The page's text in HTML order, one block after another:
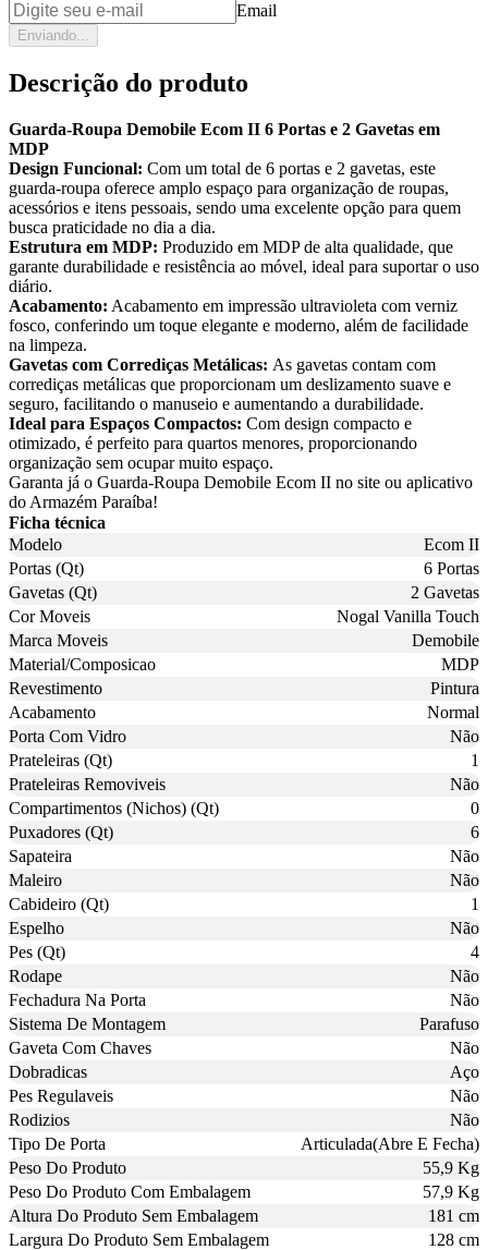
Email
Enviando...
Descrição do produto
Guarda-Roupa Demobile Ecom II 6 Portas e 2 Gavetas em
MDP
Design Funcional: Com um total de 6 portas e 2 gavetas, este
guarda-roupa oferece amplo espaço para organização de roupas,
acessórios e itens pessoais, sendo uma excelente opção para quem
busca praticidade no dia a dia.
Estrutura em MDP: Produzido em MDP de alta qualidade, que
garante durabilidade e resistência ao móvel, ideal para suportar o uso
diário.
Acabamento: Acabamento em impressão ultravioleta com verniz
fosco, conferindo um toque elegante e moderno, além de facilidade
na limpeza.
Gavetas com Corrediças Metálicas: As gavetas contam com
corrediças metálicas que proporcionam um deslizamento suave e
seguro, facilitando o manuseio e aumentando a durabilidade.
Ideal para Espaços Compactos: Com design compacto e
otimizado, é perfeito para quartos menores, proporcionando
organização sem ocupar muito espaço.
Garanta já o Guarda-Roupa Demobile Ecom II no site ou aplicativo
do Armazém Paraíba!
Ficha técnica
Modelo
Ecom II
Portas (Qt)
6 Portas
Gavetas (Qt)
2 Gavetas
Cor Moveis
Nogal Vanilla Touch
Marca Moveis
Demobile
Material/Composicao
MDP
Revestimento
Pintura
Acabamento
Normal
Porta Com Vidro
Não
Prateleiras (Qt)
1
Prateleiras Removiveis
Não
Compartimentos (Nichos) (Qt)
0
Puxadores (Qt)
6
Sapateira
Não
Maleiro
Não
Cabideiro (Qt)
1
Espelho
Não
Pes (Qt)
4
Rodape
Não
Fechadura Na Porta
Não
Sistema De Montagem
Parafuso
Gaveta Com Chaves
Não
Dobradicas
Aço
Pes Regulaveis
Não
Rodizios
Não
Tipo De Porta
Articulada(Abre E Fecha)
Peso Do Produto
55,9 Kg
Peso Do Produto Com Embalagem
57,9 Kg
Altura Do Produto Sem Embalagem
181 cm
Largura Do Produto Sem Embalagem
128 cm